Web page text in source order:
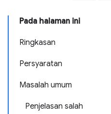
Pada halaman ini
Ringkasan
Persyaratan
Masalah umum
Penjelasan salah